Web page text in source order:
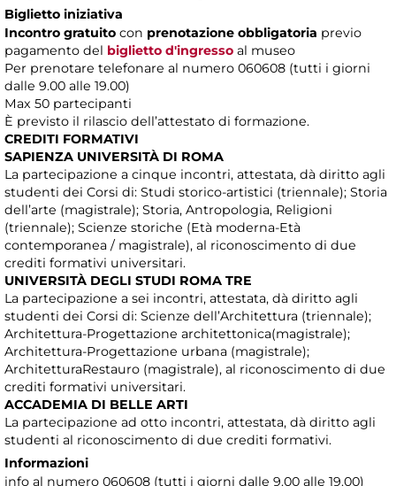
Biglietto iniziativa
Incontro gratuito con prenotazione obbligatoria previo
pagamento del biglietto d'ingresso al museo
Per prenotare telefonare al numero 060608 (tutti i giorni
dalle 9.00 alle 19.00)
Max 50 partecipanti
È previsto il rilascio dell’attestato di formazione.
CREDITI FORMATIVI
SAPIENZA UNIVERSITÀ DI ROMA
La partecipazione a cinque incontri, attestata, dà diritto agli
studenti dei Corsi di: Studi storico-artistici (triennale); Storia
dell’arte (magistrale); Storia, Antropologia, Religioni
(triennale); Scienze storiche (Età moderna-Età
contemporanea / magistrale), al riconoscimento di due
crediti formativi universitari.
UNIVERSITÀ DEGLI STUDI ROMA TRE
La partecipazione a sei incontri, attestata, dà diritto agli
studenti dei Corsi di: Scienze dell’Architettura (triennale);
Architettura-Progettazione architettonica(magistrale);
Architettura-Progettazione urbana (magistrale);
ArchitetturaRestauro (magistrale), al riconoscimento di due
crediti formativi universitari.
ACCADEMIA DI BELLE ARTI
La partecipazione ad otto incontri, attestata, dà diritto agli
studenti al riconoscimento di due crediti formativi.
Informazioni
info al numero 060608 (tutti i giorni dalle 9.00 alle 19.00)